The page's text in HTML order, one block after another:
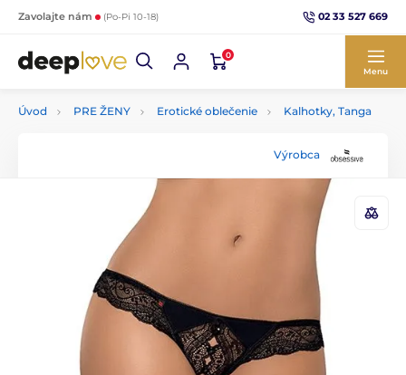
Zavolajte nám (Po-Pi 10-18) 02 33 527 669
0
Menu
Úvod PRE ŽENY Erotické oblečenie Kalhotky, Tanga
Výrobca